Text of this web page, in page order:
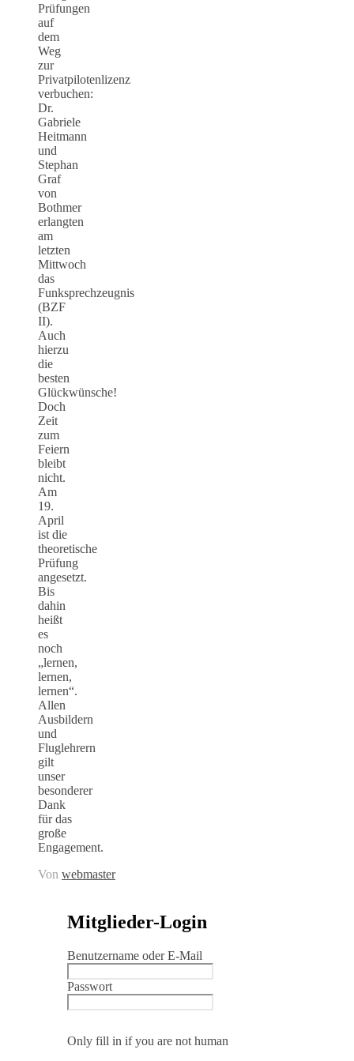
Prüfungen
auf
dem
Weg
zur
Privatpilotenlizenz
verbuchen:
Dr.
Gabriele
Heitmann
und
Stephan
Graf
von
Bothmer
erlangten
am
letzten
Mittwoch
das
Funksprechzeugnis
(BZF
II).
Auch
hierzu
die
besten
Glückwünsche!
Doch
Zeit
zum
Feiern
bleibt
nicht.
Am
19.
April
ist die
theoretische
Prüfung
angesetzt.
Bis
dahin
heißt
es
noch
„lernen,
lernen,
lernen“.
Allen
Ausbildern
und
Fluglehrern
gilt
unser
besonderer
Dank
für das
große
Engagement.
Von webmaster
Mitglieder-Login
Benutzername oder E-Mail
Passwort
Only fill in if you are not human